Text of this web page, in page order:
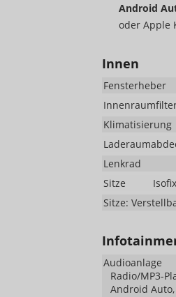
Android
oder Apple
Innen
Fensterheber
Klimatisierung
Lenkrad
Sitze
Sitze:
Audioanlage
Radio/MP3-
Android